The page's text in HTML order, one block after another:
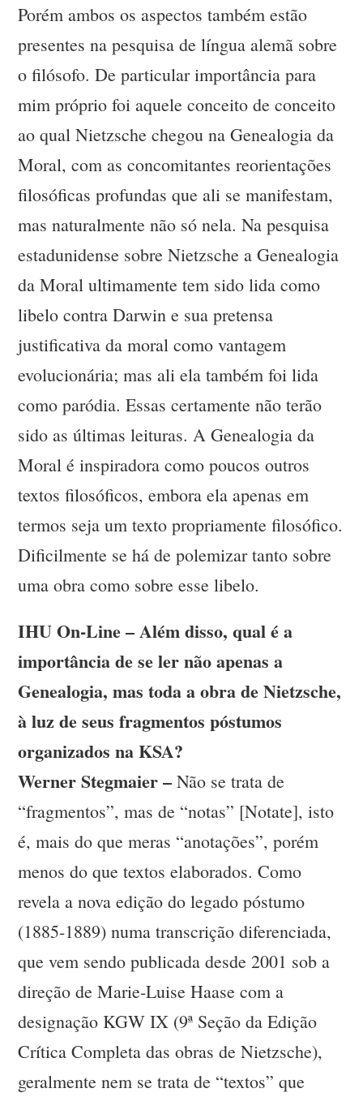
Porém ambos os aspectos também estão
presentes na pesquisa de língua alemã sobre
o filósofo. De particular importância para
mim próprio foi aquele conceito de conceito
ao qual Nietzsche chegou na Genealogia da
Moral, com as concomitantes reorientações
filosóficas profundas que ali se manifestam,
mas naturalmente não só nela. Na pesquisa
estadunidense sobre Nietzsche a Genealogia
da Moral ultimamente tem sido lida como
libelo contra Darwin e sua pretensa
justificativa da moral como vantagem
evolucionária; mas ali ela também foi lida
como paródia. Essas certamente não terão
sido as últimas leituras. A Genealogia da
Moral é inspiradora como poucos outros
textos filosóficos, embora ela apenas em
termos seja um texto propriamente filosófico.
Dificilmente se há de polemizar tanto sobre
uma obra como sobre esse libelo.
IHU On-Line – Além disso, qual é a
importância de se ler não apenas a
Genealogia, mas toda a obra de Nietzsche,
à luz de seus fragmentos póstumos
organizados na KSA?
Werner Stegmaier – Não se trata de
“fragmentos”, mas de “notas” [Notate], isto
é, mais do que meras “anotações”, porém
menos do que textos elaborados. Como
revela a nova edição do legado póstumo
(1885-1889) numa transcrição diferenciada,
que vem sendo publicada desde 2001 sob a
direção de Marie-Luise Haase com a
designação KGW IX (9ª Seção da Edição
Crítica Completa das obras de Nietzsche),
geralmente nem se trata de “textos” que